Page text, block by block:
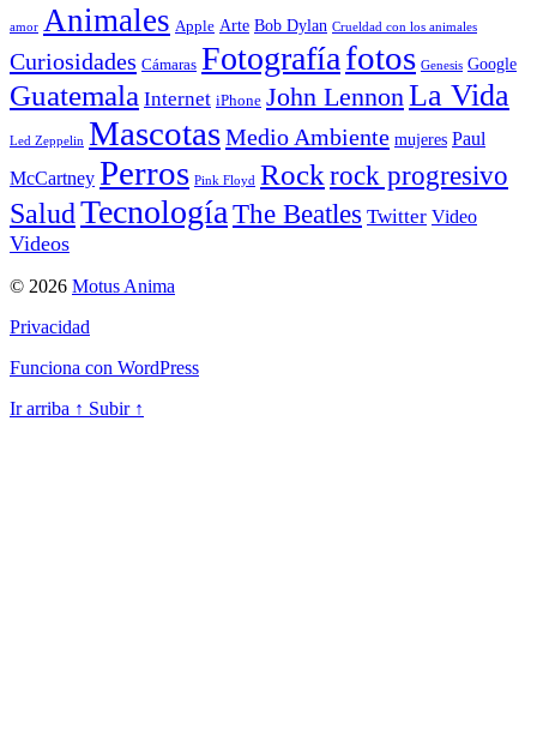
amor Animales Apple Arte Bob Dylan Crueldad con los animales
Curiosidades Cámaras Fotografíafotos Genesis Google
Guatemala Internet iPhone John Lennon La Vida
Led Zeppelin MascotasMedio Ambiente mujeres Paul
McCartney Perros Pink Floyd Rock rock progresivo
SaludTecnología The Beatles Twitter Video
Videos
© 2026 Motus Anima
Privacidad
Funciona con WordPress
Ir arriba ↑ Subir ↑